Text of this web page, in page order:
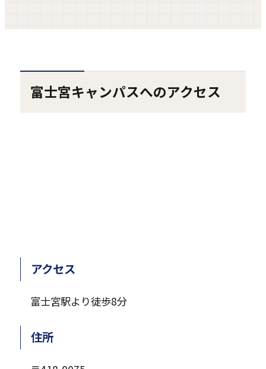
開
富士宮キャンパスへのアクセス
アクセス
富士宮駅より徒歩8分
住所